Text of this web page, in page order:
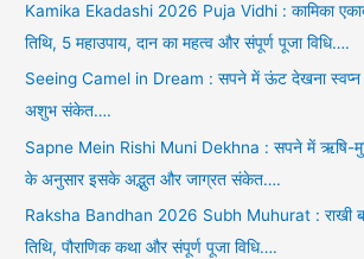
Kamika Ekadashi 2026 Puja Vidhi : कामिका
तिथि, 5 महाउपाय, दान का महत्व और संपूर्ण पूजा विधि….
Seeing Camel in Dream : सपने में ऊंट देखना
अशुभ संकेत….
Sapne Mein Rishi Muni Dekhna : सपने में ऋषि-
के अनुसार इसके अद्भुत और जाग्रत संकेत….
Raksha Bandhan 2026 Subh Muhurat : राखी
तिथि, पौराणिक कथा और संपूर्ण पूजा विधि….